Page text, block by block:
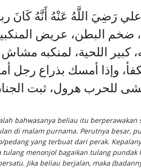
رَضِيَ اللَّهُ عَنْهُ أَنَّهُ كَانَ
ضخم البطن، عريض
كبير اللحية، لمنكبه
وإذا أمسك بذراع
مشى للحرب هرول، ثبت
bahwasanya beliau itu berperawakan
di malam purnama. Perutnya besar,
yang terbuat dari perak.
menonjol bagaikan tulang pundak
Jika beliau berjalan, maka